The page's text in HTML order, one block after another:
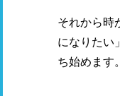
それから時
になりたい
ち始めます。